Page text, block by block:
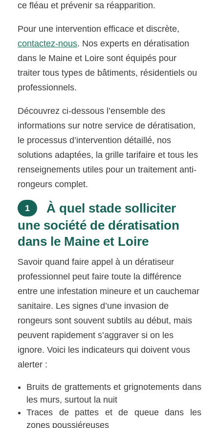
ce fléau et prévenir sa réapparition.
Pour une intervention efficace et discrète,
contactez-nous. Nos experts en dératisation
dans le Maine et Loire sont équipés pour
traiter tous types de bâtiments, résidentiels ou
professionnels.
Découvrez ci-dessous l’ensemble des
informations sur notre service de dératisation,
le processus d’intervention détaillé, nos
solutions adaptées, la grille tarifaire et tous les
renseignements utiles pour un traitement anti-
rongeurs complet.
1
À quel stade solliciter
une société de dératisation
dans le Maine et Loire
Savoir quand faire appel à un dératiseur
professionnel peut faire toute la différence
entre une infestation mineure et un cauchemar
sanitaire. Les signes d’une invasion de
rongeurs sont souvent subtils au début, mais
peuvent rapidement s’aggraver si on les
ignore. Voici les indicateurs qui doivent vous
alerter :
Bruits de grattements et grignotements dans
les murs, surtout la nuit
Traces de pattes et de queue dans les
zones poussiéreuses